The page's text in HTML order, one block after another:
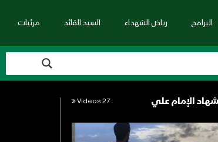
البرامج رياض الشهداء السيد القائد مرئيات
الإمام علي 27 Videos